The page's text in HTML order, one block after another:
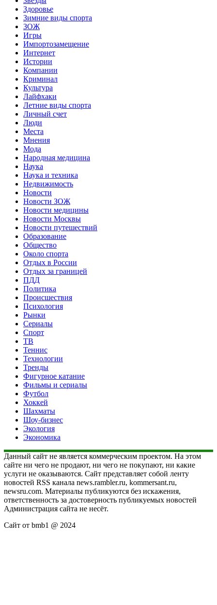
Здоровье
Зимние виды спорта
ЗОЖ
Игры
Импортозамещение
Интернет
Истории
Компании
Криминал
Культура
Лайфхаки
Летние виды спорта
Личный счет
Люди
Места
Мнения
Мода
Народная медицина
Наука
Наука и техника
Недвижимость
Новости
Новости ЗОЖ
Новости медицины
Новости Москвы
Новости путешествий
Образование
Общество
Около спорта
Отдых в России
Отдых за границей
ПДД
Политика
Происшествия
Психология
Рынки
Сериалы
Спорт
ТВ
Теннис
Технологии
Тренды
Фигурное катание
Фильмы и сериалы
Футбол
Хоккей
Шахматы
Шоу-бизнес
Экология
Экономика
Данный сайт не является коммерческим проектом. На этом
сайте ни чего не продают, ни чего не покупают, ни какие
услуги не оказываются. Сайт представляет собой ленту
новостей RSS канала news.rambler.ru, kommersant.ru,
newsru.com. Материалы публикуются без искажения,
ответственность за достоверность публикуемых новостей
Администрация сайта не несёт.
Сайт от bmb1 @ 2024